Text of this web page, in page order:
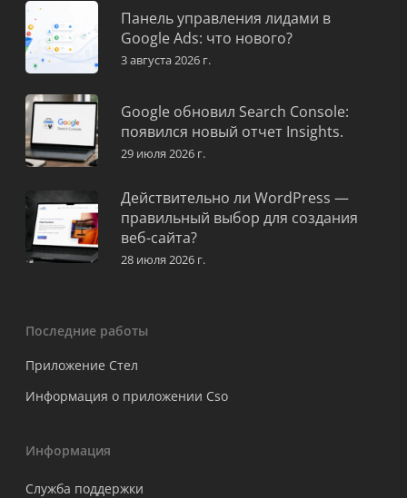
Панель управления лидами в
Google Ads: что нового?
3 августа 2026 г.
Google обновил Search Console:
появился новый отчет Insights.
29 июля 2026 г.
Действительно ли WordPress —
правильный выбор для создания
веб-сайта?
28 июля 2026 г.
Последние работы
Приложение Стел
Информация о приложении Cso
Информация
Служба поддержки